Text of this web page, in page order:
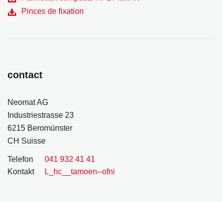
Pinces de fixation
contact
Neomat AG
Industriestrasse 23
6215 Beromünster
CH Suisse
Telefon
041 932 41 41
Kontakt
L_hc__tamoen--ofni